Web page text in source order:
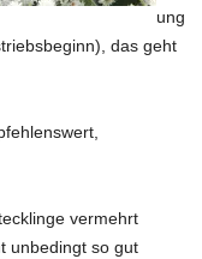
ung
das geht
vermehrt
unbedingt so gut